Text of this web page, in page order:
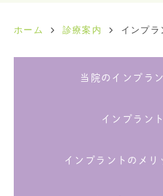
ホーム 診療案内 インプラ
当院のインプラ
インプラン
インプラントのメリ